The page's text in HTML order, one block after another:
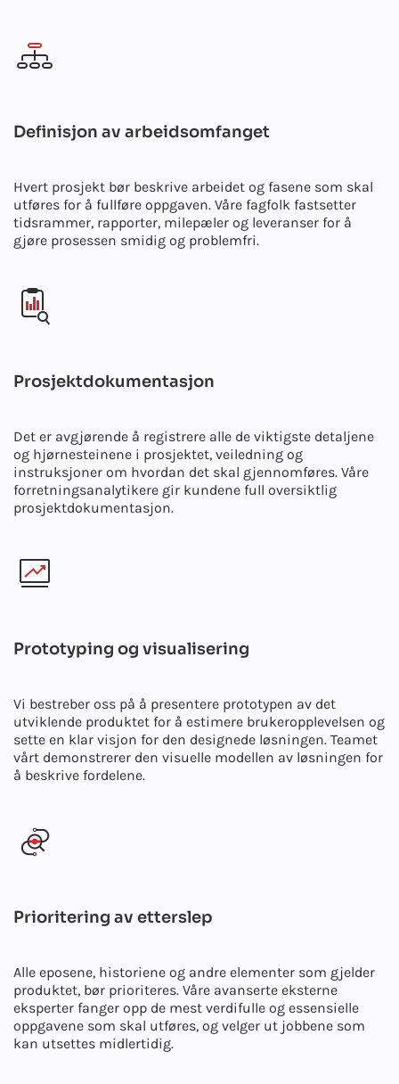
Definisjon av arbeidsomfanget
Hvert prosjekt bør beskrive arbeidet og fasene som skal
utføres for å fullføre oppgaven. Våre fagfolk fastsetter
tidsrammer, rapporter, milepæler og leveranser for å
gjøre prosessen smidig og problemfri.
Prosjektdokumentasjon
Det er avgjørende å registrere alle de viktigste detaljene
og hjørnesteinene i prosjektet, veiledning og
instruksjoner om hvordan det skal gjennomføres. Våre
forretningsanalytikere gir kundene full oversiktlig
prosjektdokumentasjon.
Prototyping og visualisering
Vi bestreber oss på å presentere prototypen av det
utviklende produktet for å estimere brukeropplevelsen og
sette en klar visjon for den designede løsningen. Teamet
vårt demonstrerer den visuelle modellen av løsningen for
å beskrive fordelene.
Prioritering av etterslep
Alle eposene, historiene og andre elementer som gjelder
produktet, bør prioriteres. Våre avanserte eksterne
eksperter fanger opp de mest verdifulle og essensielle
oppgavene som skal utføres, og velger ut jobbene som
kan utsettes midlertidig.